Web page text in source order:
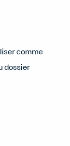
comme
dossier